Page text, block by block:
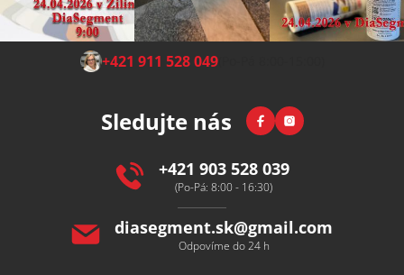
Z +421 911 528 049(Po-Pá 8:00-15:00)
Sledujte nás FacebookInstagram
+421 903 528 039
(Po-Pá: 8:00 - 16:30)
diasegment.sk@gmail.com
Odpovíme do 24 h